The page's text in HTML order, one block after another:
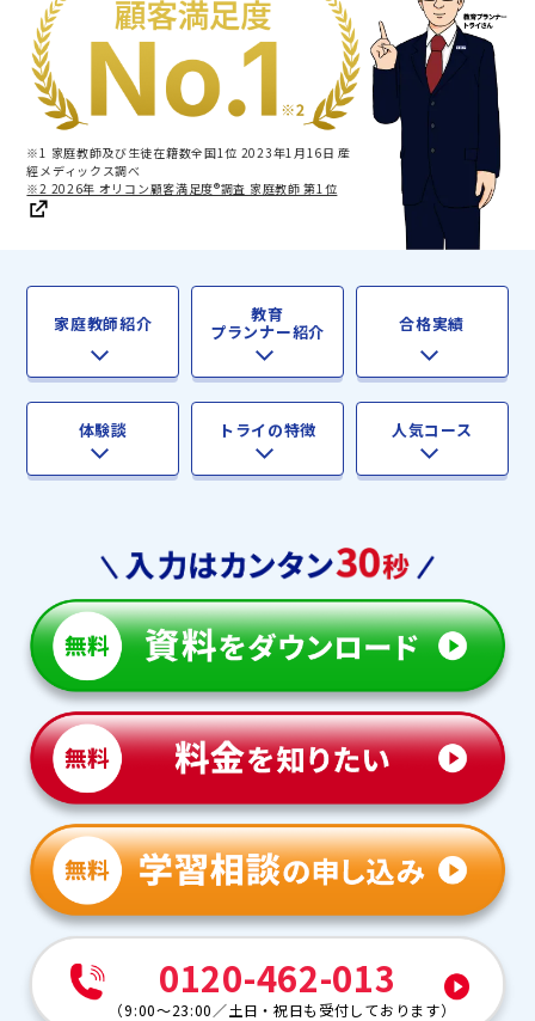
※1 家庭教師及び生徒在籍数全国1位 2023年1月16日 産
經メディックス調べ
※2 2026年 オリコン顧客満足度®調査 家庭教師 第1位
家庭教師紹介 教育
プランナー紹介 合格実績
体験談 トライの特徴 人気コース
0120-462-013
（9:00～23:00 ／土日・祝日も受付しております）